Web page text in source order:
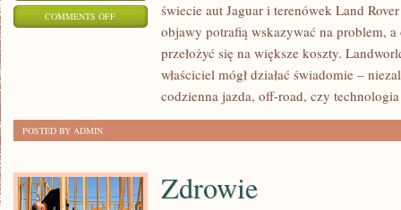
COMMENTS OFFON
świecie aut Jaguar i terenówek Land
objawy potrafią wskazywać na problem, a
przełożyć się na większe koszty.
właściciel mógł działać świadomie –
codzienna jazda, off-road, czy technologia
POSTED BY ADMIN
Zdrowie